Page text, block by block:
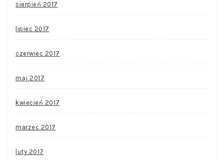
sierpień 2017
lipiec 2017
czerwiec 2017
maj 2017
kwiecień 2017
marzec 2017
luty 2017